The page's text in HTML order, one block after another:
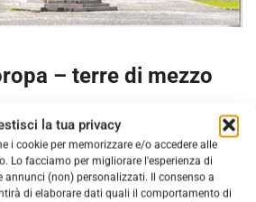
la tua privacy
i cookie per memorizzare e/o accedere alle
Lo facciamo per migliorare l'esperienza di
annunci (non) personalizzati. Il consenso a
di elaborare dati quali il comportamento di
– terre di mezzo
di mezzo
AL CARRELLO